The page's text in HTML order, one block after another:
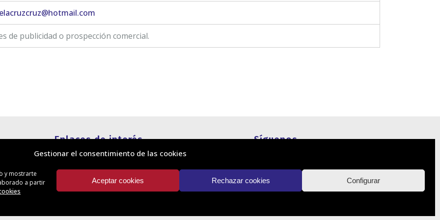
Gestionar el consentimiento de las cookies
y mostrarte
a partir
Aceptar cookies Rechazar cookies Configurar
de publicidad o prospección comercial.
Enlaces de interés
Política de cookies
Política de privacidad
Información legal
Canal de denuncias
Síguenos
Contacto